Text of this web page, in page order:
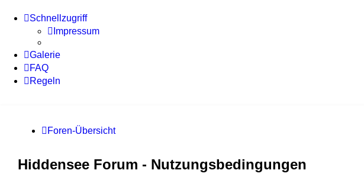
Schnellzugriff
Impressum
Galerie
FAQ
Regeln
Foren-Übersicht
Hiddensee Forum - Nutzungsbedingungen